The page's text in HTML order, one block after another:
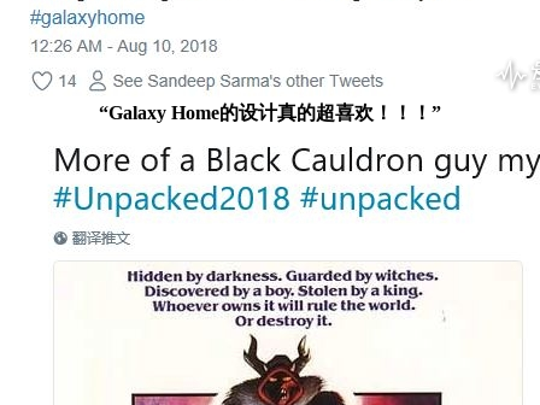
“Galaxy Home的设计真的超喜欢！！！”